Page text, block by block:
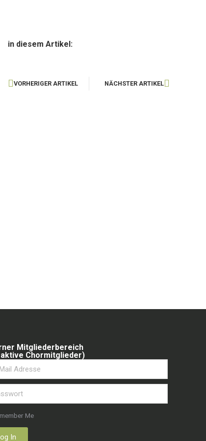
in diesem Artikel:
VORHERIGER ARTIKEL NÄCHSTER ARTIKEL
Mitgliederbereich
Chormitglieder)
Me
In